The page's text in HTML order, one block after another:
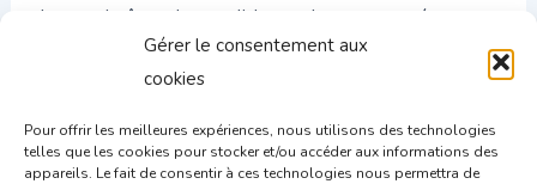
Gérer le consentement aux
cookies
Pour offrir les meilleures expériences, nous utilisons des technologies
telles que les cookies pour stocker et/ou accéder aux informations des
appareils. Le fait de consentir à ces technologies nous permettra de
du savoir-être du candidat et de ses compétences
non techniques permet aux employeurs de
comprendre comment les candidats peuvent
s’adapter et s’épanouir dans un poste. Et d’imaginer
sa performance à long terme.